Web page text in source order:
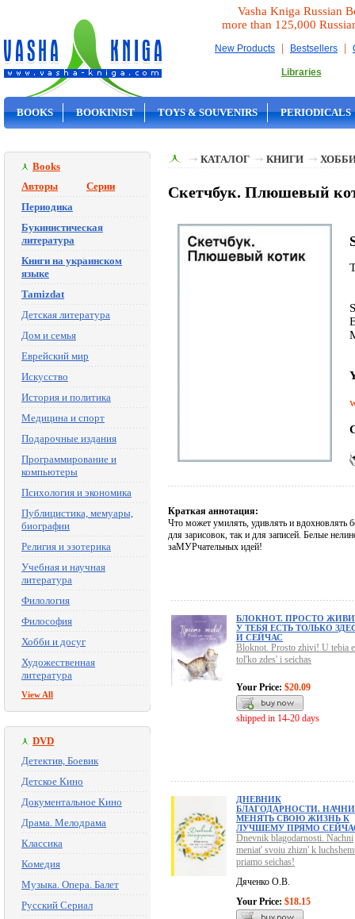
Vasha Kniga Russian
more than 125,000
New Products | Bestsellers |
Libraries
BOOKS BOOKINIST TOYS & SOUVENIRS PERIODICALS
Books
Авторы
Серии
Периодика
Букинистическая
литература
Книги на украинском
языке
Tamizdat
Детская литература
Дом и семья
Еврейский мир
Искусство
История и политика
Медицина и спорт
Подарочные издания
Программирование и
компьютеры
Психология и экономика
Публицистика, мемуары,
биографии
Религия и эзотерика
Учебная и научная
литература
Филология
Философия
Хобби и досуг
Художественная
литература
View All
DVD
Детектив, Боевик
Детское Кино
Документальное Кино
Драма. Мелодрама
Классика
Комедия
Музыка. Опера. Балет
Русский Сериал
КАТАЛОГ КНИГИ
Скетчбук. Плюшевый
Краткая аннотация:
Что может умилять, удивлять и вдохновлять
для зарисовок, так и для записей. Белые
заМУРчательных идей!
БЛОКНОТ. ПРОСТО
У ТЕБЯ ЕСТЬ ТОЛЬКО
И СЕЙЧАС
Bloknot. Prosto zhivi! U tebia
tol'ko zdes' i seichas
Your Price: $20.09
shipped in 14-20 days
ДНЕВНИК
БЛАГОДАРНОСТИ. НАЧНИ
МЕНЯТЬ СВОЮ ЖИЗНЬ К
ЛУЧШЕМУ ПРЯМО
Dnevnik blagodarnosti. Nachni
meniat' svoiu zhizn' k
priamo seichas!
Дяченко О.В.
Your Price: $18.15